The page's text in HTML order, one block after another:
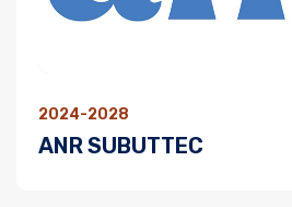
2024-2028
ANR SUBUTTEC